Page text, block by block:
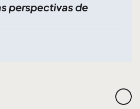
perspectivas de